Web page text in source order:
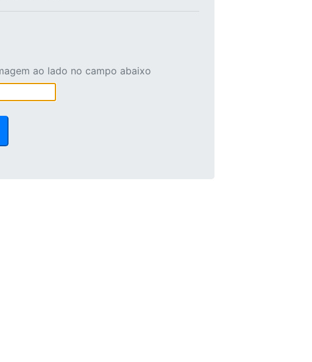
ao lado no campo abaixo